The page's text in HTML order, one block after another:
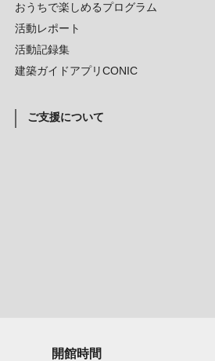
おうちで楽しめるプログラム
活動レポート
活動記録集
建築ガイドアプリCONIC
ご支援について
開館時間